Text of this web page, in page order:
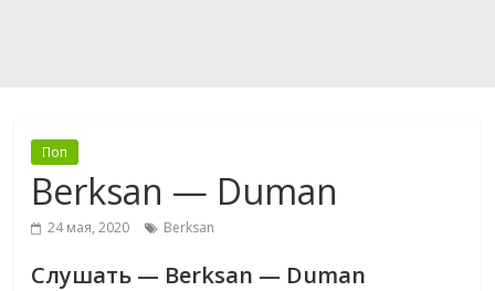
Поп
Berksan — Duman
24 мая, 2020 Berksan
Слушать — Berksan — Duman